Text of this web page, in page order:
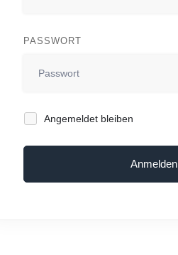
PASSWORT
Angemeldet bleiben
Anmelden